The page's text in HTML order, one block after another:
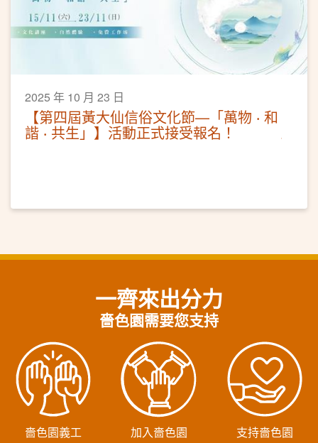
2025 年 10 月 23 日
【第四屆黃大仙信俗文化節—「萬物 ‧ 和
諧 ‧ 共生」】活動正式接受報名！
一齊來出分力
嗇色園需要您支持
嗇色園義工 加入嗇色園 支持嗇色園